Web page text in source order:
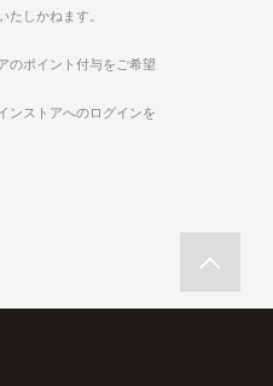
たしかねます。
のポイント付与をご希望
ンストアへのログインを